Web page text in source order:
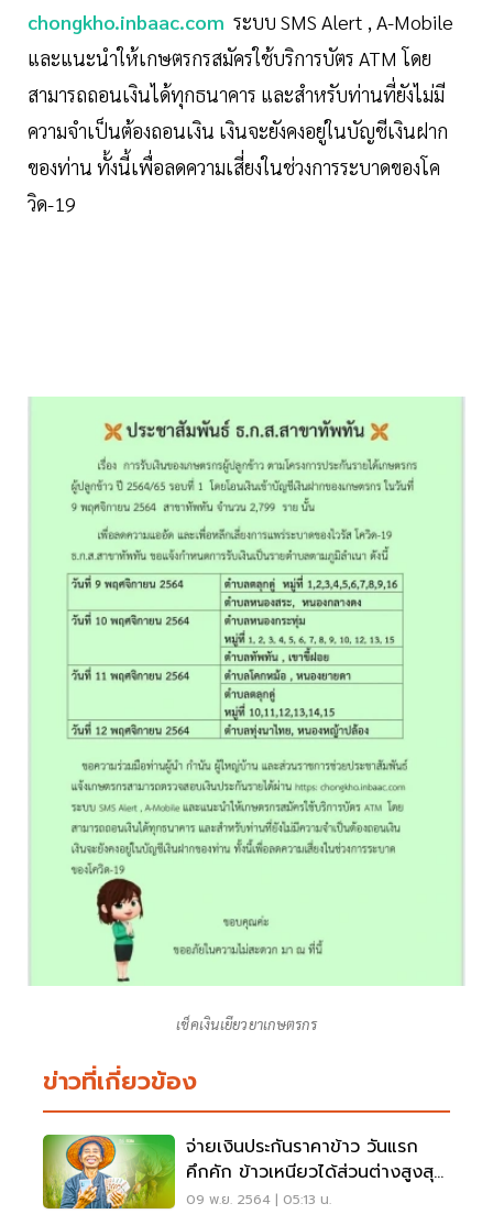
chongkho.inbaac.com ระบบ SMS Alert , A-Mobile
และแนะนำให้เกษตรกรสมัครใช้บริการบัตร ATM โดย
สามารถถอนเงินได้ทุกธนาคาร และสำหรับท่านที่ยังไม่มี
ความจำเป็นต้องถอนเงิน เงินจะยังคงอยู่ในบัญชีเงินฝาก
ของท่าน ทั้งนี้เพื่อลดความเสี่ยงในช่วงการระบาดของโค
วิด-19
เช็คเงินเยียวยาเกษตรกร
ข่าวที่เกี่ยวข้อง
จ่ายเงินประกันราคาข้าว วันแรก
คึกคัก ข้าวเหนียวได้ส่วนต่างสูงสุด
69,399 บาท
09 พ.ย. 2564 | 05:13 น.